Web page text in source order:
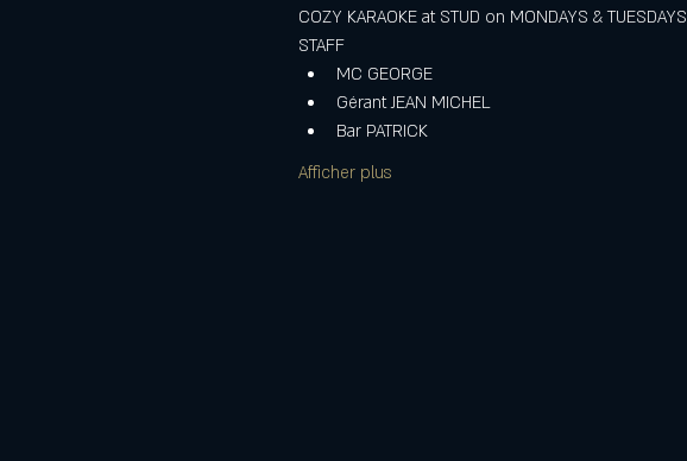
COZY KARAOKE at STUD on MONDAYS & TUESDAYS
STAFF
MC GEORGE
Gérant JEAN MICHEL
Bar PATRICK
Afficher plus